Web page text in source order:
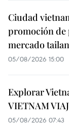
Ciudad
promoción de
mercado
05/08/2026 15:00
Explorar
VIETNAM
05/08/2026 07:43